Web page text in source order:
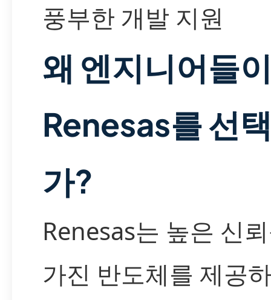
풍부한 개발 지원
왜 엔지니어들
Renesas를 선
가?
Renesas는 높은 신
가진 반도체를 제공